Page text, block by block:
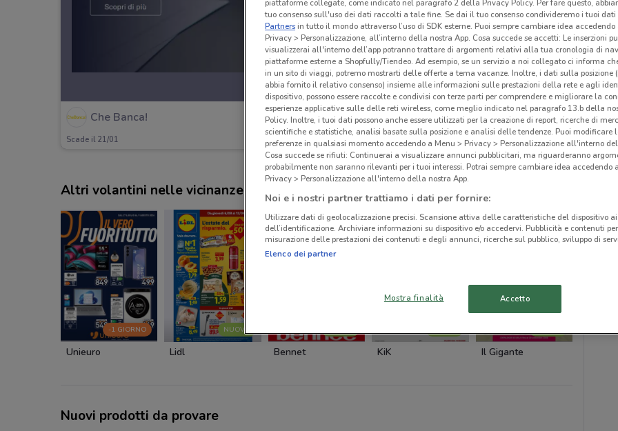
Che Banca!
Scade il 21/01 717 m
Altri volantini nelle vicinanze
-1 GIORNO
Unieuro
NUOVO
Lidl Bennet KiK Il Gigante
Nuovi prodotti da provare
piattaforme collegate, come indicato nel paragrafo 2 della Privacy Policy. Per fare questo,
tuo consenso sull'uso dei dati raccolti a tale fine. Se dai il tuo consenso condivideremo i tuoi dati
Partnersin tutto il mondo attraverso l’uso di SDK esterne. Puoi sempre cambiare idea accedendo
Privacy > Personalizzazione, all’interno della nostra App. Cosa succede se accetti: Le inserzioni
visualizzerai all'interno dell’app potranno trattare di argomenti relativi alla tua cronologia di
piattaforme esterne a Shopfully/Tiendeo. Ad esempio, se un servizio a noi collegato ci informa
in un sito di viaggi, potremo mostrarti delle offerte a tema vacanze. Inoltre, i dati sulla posizione
abbia fornito il relativo consenso) insieme alle informazioni sulle prestazioni della rete e agli
dispositivo, possono essere raccolte e condivisi con terze parti per comprendere e migliorare la
esperienze applicative sulle delle reti wireless, come meglio indicato nel paragrafo 13.b della
Policy. Inoltre, i tuoi dati possono anche essere utilizzati per la creazione di report, ricerche di
scientifiche e statistiche, analisi basate sulla posizione e analisi delle tendenze. Puoi modificare
preferenze in qualsiasi momento accedendo a Menu > Privacy > Personalizzazione all'interno
Cosa succede se rifiuti: Continuerai a visualizzare annunci pubblicitari, ma riguarderanno
probabilmente non saranno rilevanti per i tuoi interessi. Potrai sempre cambiare idea accedendo
Privacy > Personalizzazione all'interno della nostra App.
Noi e i nostri partner trattiamo i dati per fornire:
Utilizzare dati di geolocalizzazione precisi. Scansione attiva delle caratteristiche del dispositivo
dell’identificazione. Archiviare informazioni su dispositivo e/o accedervi. Pubblicità e contenuti
misurazione delle prestazioni dei contenuti e degli annunci, ricerche sul pubblico, sviluppo di
Elenco dei partner
Mostra finalità Accetto